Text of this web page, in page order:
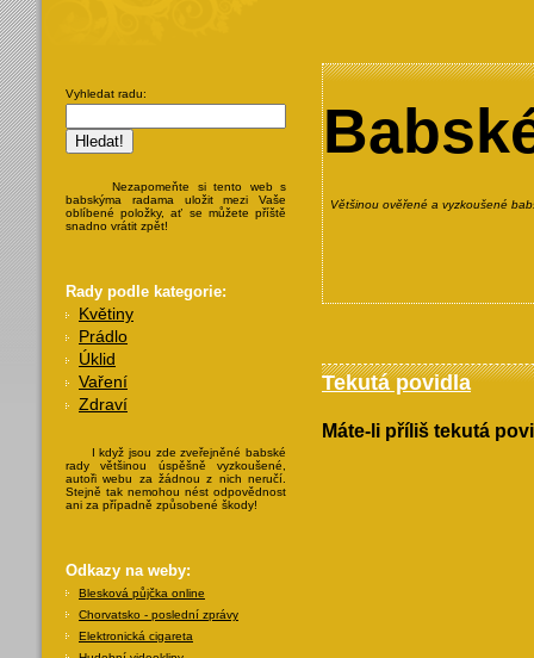
Většinou ověřené a vyzkoušené
Tekutá povidla
Máte-li příliš tekutá
Vyhledat radu:
Nezapomeňte si tento web s
babskýma radama uložit mezi Vaše
oblíbené položky, ať se můžete příště
snadno vrátit zpět!
Rady podle kategorie:
Květiny
Prádlo
Úklid
Vaření
Zdraví
I když jsou zde zveřejněné babské
rady většinou úspěšně vyzkoušené,
autoři webu za žádnou z nich neručí.
Stejně tak nemohou nést odpovědnost
ani za případně způsobené škody!
Odkazy na weby:
Blesková půjčka online
Chorvatsko - poslední zprávy
Elektronická cigareta